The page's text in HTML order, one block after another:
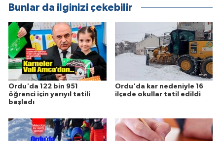
Bunlar da ilginizi çekebilir
Ordu'da 122 bin 951
öğrenci için yarıyıl tatili
başladı
Ordu'da kar nedeniyle 16
ilçede okullar tatil edildi